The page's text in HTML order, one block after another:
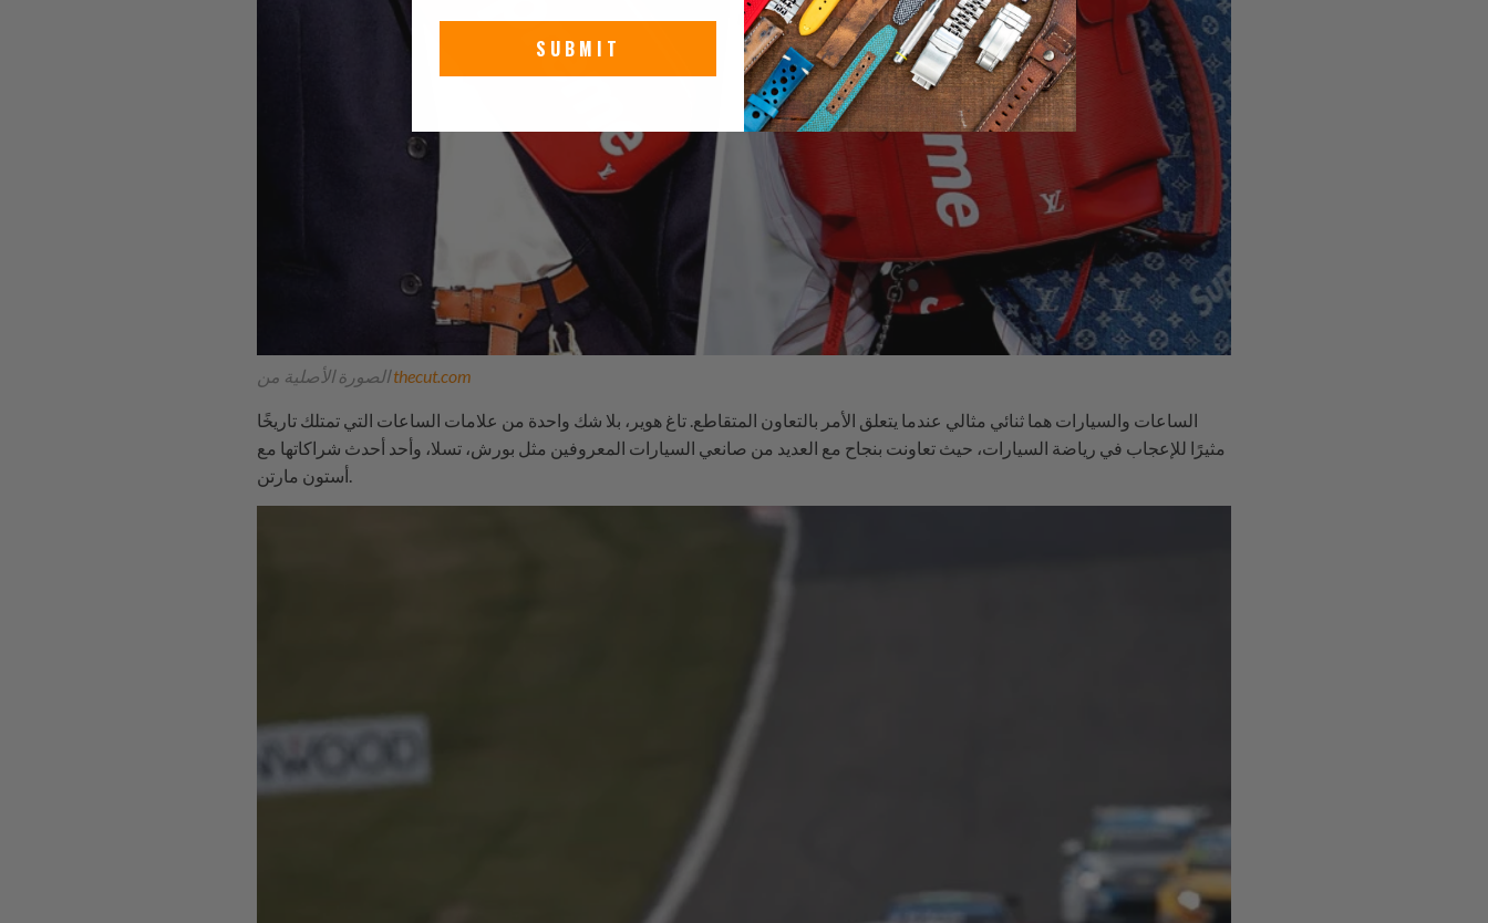
الصورة الأصلية منthecut.com
الساعات والسيارات هما ثنائي مثالي عندما يتعلق الأمر بالتعاون المتقاطع. تاغ هوير، بلا شك واحدة من علامات الساعات التي تمتلك تاريخًا
مثيرًا للإعجاب في رياضة السيارات، حيث تعاونت بنجاح مع العديد من صانعي السيارات المعروفين مثل بورش، تسلا، وأحد أحدث شراكاتها مع
أستون مارتن.
SUBMIT